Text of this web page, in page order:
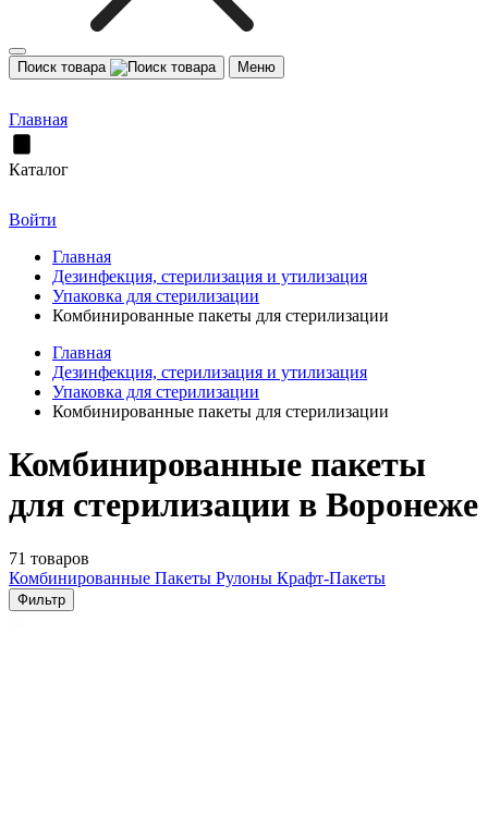
Поиск товара Меню
Главная
Каталог
Войти
Главная
Дезинфекция, стерилизация и утилизация
Упаковка для стерилизации
Комбинированные пакеты для стерилизации
Главная
Дезинфекция, стерилизация и утилизация
Упаковка для стерилизации
Комбинированные пакеты для стерилизации
Комбинированные пакеты
для стерилизации в Воронеже
71 товаров
Комбинированные Пакеты Рулоны Крафт-Пакеты
Фильтр